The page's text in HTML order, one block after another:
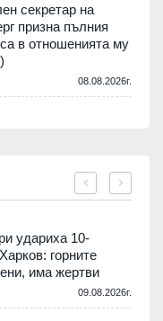
секретар на
призна пълния
в отношенията му
08.08.2026г.
удариха 10-
горните
има жертви
09.08.2026г.